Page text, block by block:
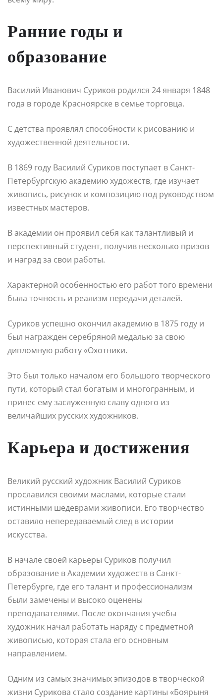
Ранние годы и
образование
Василий Иванович Суриков родился 24 января 1848
года в городе Красноярске в семье торговца.
С детства проявлял способности к рисованию и
художественной деятельности.
В 1869 году Василий Суриков поступает в Санкт-
Петербургскую академию художеств, где изучает
живопись, рисунок и композицию под руководством
известных мастеров.
В академии он проявил себя как талантливый и
перспективный студент, получив несколько призов
и наград за свои работы.
Характерной особенностью его работ того времени
была точность и реализм передачи деталей.
Суриков успешно окончил академию в 1875 году и
был награжден серебряной медалью за свою
дипломную работу «Охотники.
Это был только началом его большого творческого
пути, который стал богатым и многогранным, и
принес ему заслуженную славу одного из
величайших русских художников.
Карьера и достижения
Великий русский художник Василий Суриков
прославился своими маслами, которые стали
истинными шедеврами живописи. Его творчество
оставило непередаваемый след в истории
искусства.
В начале своей карьеры Суриков получил
образование в Академии художеств в Санкт-
Петербурге, где его талант и профессионализм
были замечены и высоко оценены
преподавателями. После окончания учебы
художник начал работать наряду с предметной
живописью, которая стала его основным
направлением.
Одним из самых значимых эпизодов в творческой
жизни Сурикова стало создание картины «Боярыня